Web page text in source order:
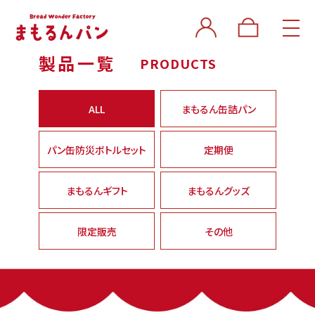
製品一覧 PRODUCTS
ALL まもるん缶詰パン
パン缶防災ボトルセット 定期便
まもるんギフト まもるんグッズ
限定販売 その他